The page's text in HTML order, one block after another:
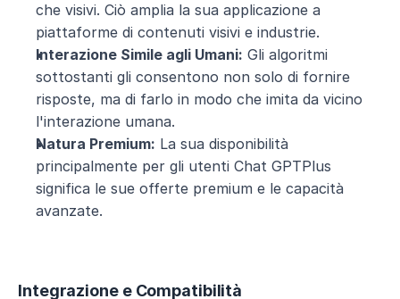
che visivi. Ciò amplia la sua applicazione a
piattaforme di contenuti visivi e industrie.
Interazione Simile agli Umani: Gli algoritmi
sottostanti gli consentono non solo di fornire
risposte, ma di farlo in modo che imita da vicino
l'interazione umana.
Natura Premium: La sua disponibilità
principalmente per gli utenti Chat GPTPlus
significa le sue offerte premium e le capacità
avanzate.
Integrazione e Compatibilità